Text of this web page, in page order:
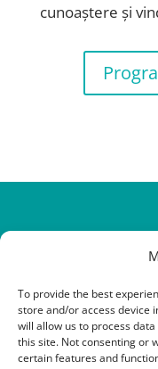
To provide the best
store and/or access device
will allow us to process
this site. Not consenting or
certain features and
cunoaștere și
@Copyright